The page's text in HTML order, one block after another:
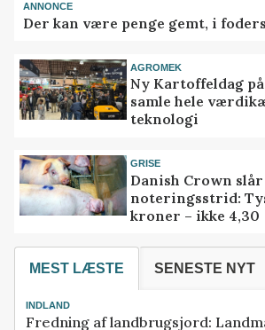
ANNONCE
Der kan være penge gemt, i
AGROMEK
Ny Kartoffeldag
samle hele
teknologi
GRISE
Danish Crown
noteringsstrid:
kroner – ikke 4,30
MEST LÆSTE SENESTE NYT
INDLAND
Fredning af landbrugsjord: